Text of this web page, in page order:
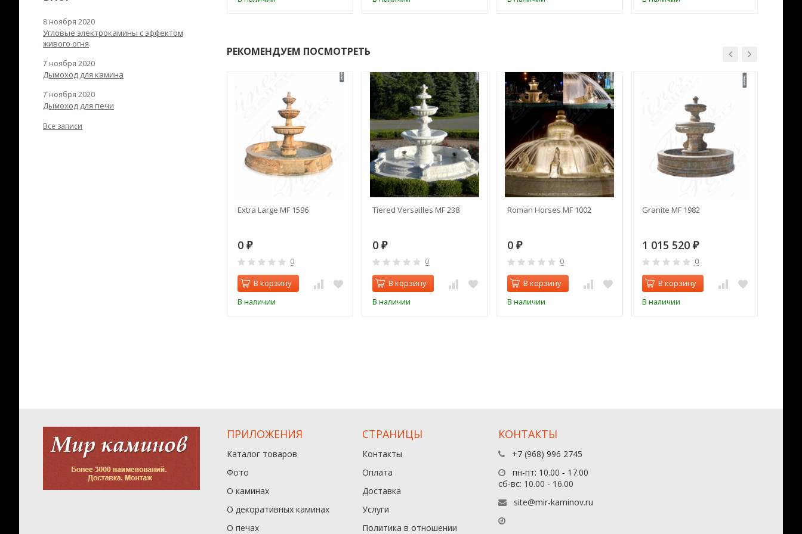
РЕКОМЕНДУЕМ ПОСМОТРЕТЬ
Extra Large MF 1596
0 ₽
0
В корзину
В наличии
Tiered Versailles MF 238
0 ₽
0
В корзину
В наличии
Roman Horses MF 1002
0 ₽
0
В корзину
В наличии
Granite MF 1982
1 015 520 ₽
0
В корзину
В наличии
8 ноября 2020
Угловые электрокамины с эффектом
живого огня
7 ноября 2020
Дымоход для камина
7 ноября 2020
Дымоход для печи
Все записи
ПРИЛОЖЕНИЯ
Каталог товаров
Фото
О каминах
О декоративных каминах
О печах
СТРАНИЦЫ
Контакты
Оплата
Доставка
Услуги
Политика в отношении
КОНТАКТЫ
+7 (968) 996 2745
пн-пт: 10.00 - 17.00
сб-вс: 10.00 - 16.00
site@mir-kaminov.ru